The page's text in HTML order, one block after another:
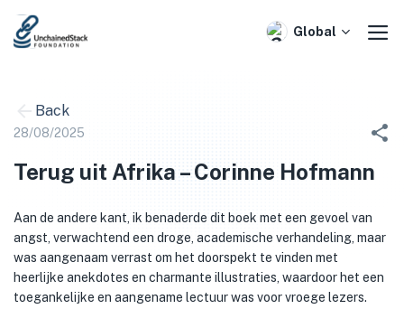
Skip
Global
Back
28/08/2025
Terug uit Afrika – Corinne Hofmann
Aan de andere kant, ik benaderde dit boek met een gevoel van
angst, verwachtend een droge, academische verhandeling, maar
was aangenaam verrast om het doorspekt te vinden met
heerlijke anekdotes en charmante illustraties, waardoor het een
toegankelijke en aangename lectuur was voor vroege lezers.